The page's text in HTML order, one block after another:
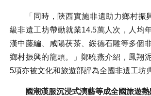
「同時，陝西實施非遺助力鄉村振
級非遺工坊帶動就業14.5萬人次，人均
漢中藤編、咸陽茯茶、綏德石雕等多個
鄉村振興的龍頭。」鄭曉燕介紹，鳳翔
5項亦被文化和旅遊部評為全國非遺工坊
國潮漢服沉浸式演藝等成全國旅遊熱